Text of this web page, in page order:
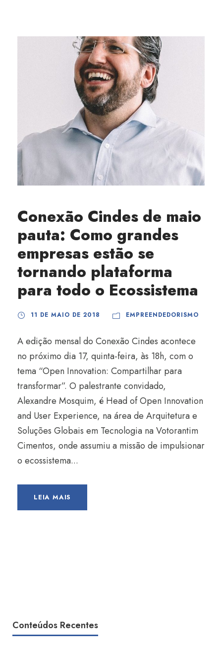
Conexão Cindes de maio
pauta: Como grandes
empresas estão se
tornando plataforma
para todo o Ecossistema
11 DE MAIO DE 2018 EMPREENDEDORISMO
A edição mensal do Conexão Cindes acontece
no próximo dia 17, quinta-feira, às 18h, com o
tema “Open Innovation: Compartilhar para
transformar”. O palestrante convidado,
Alexandre Mosquim, é Head of Open Innovation
and User Experience, na área de Arquitetura e
Soluções Globais em Tecnologia na Votorantim
Cimentos, onde assumiu a missão de impulsionar
o ecossistema...
LEIA MAIS
Conteúdos Recentes